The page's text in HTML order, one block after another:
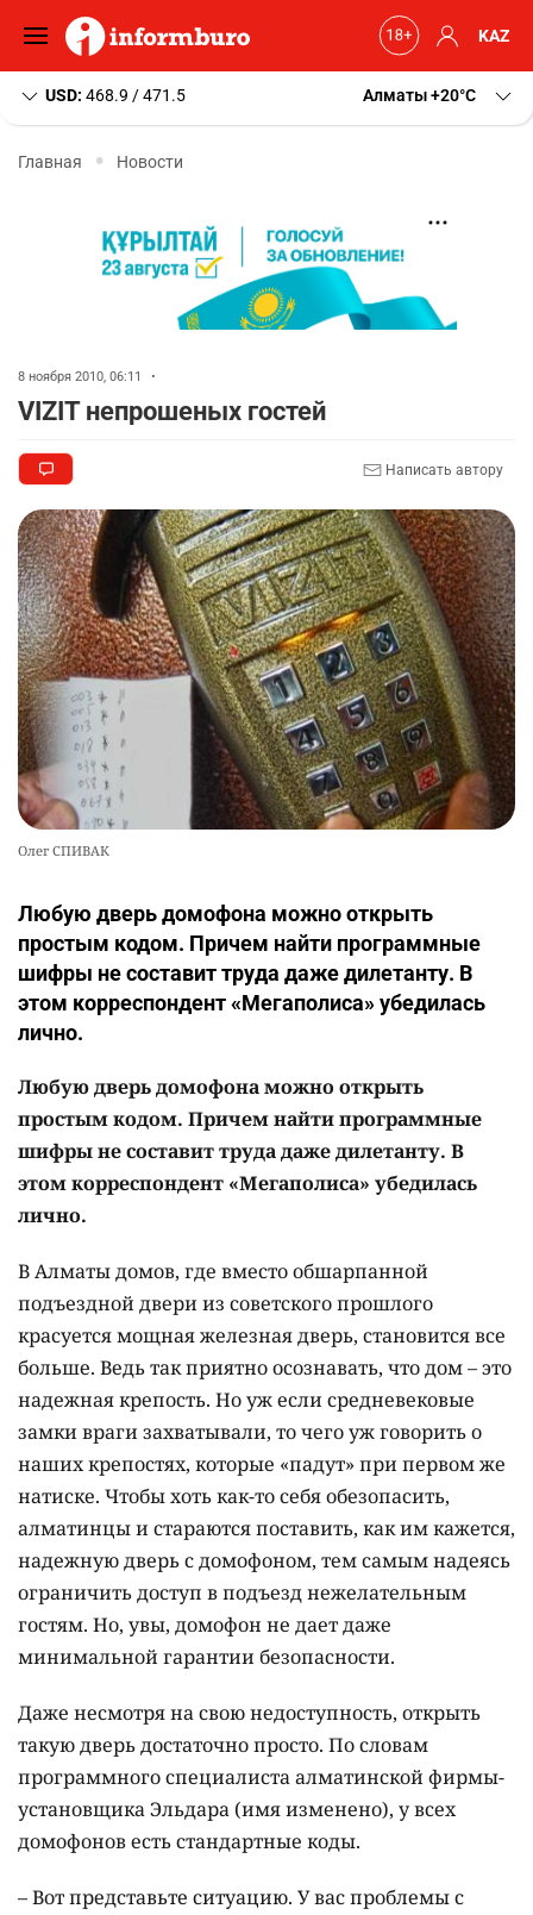
KAZ
USD: 468.9 / 471.5 Алматы+20 C
Главная Новости
8 ноября 2010, 06:11 •
VIZIT непрошеных гостей
Написать автору
Олег СПИВАК
Любую дверь домофона можно открыть
простым кодом. Причем найти программные
шифры не составит труда даже дилетанту. В
этом корреспондент «Мегаполиса» убедилась
лично.
Любую дверь домофона можно открыть
простым кодом. Причем найти программные
шифры не составит труда даже дилетанту. В
этом корреспондент «Мегаполиса» убедилась
лично.
В Алматы домов, где вместо обшарпанной
подъездной двери из советского прошлого
красуется мощная железная дверь, становится все
больше. Ведь так приятно осознавать, что дом – это
надежная крепость. Но уж если средневековые
замки враги захватывали, то чего уж говорить о
наших крепостях, которые «падут» при первом же
натиске. Чтобы хоть как-то себя обезопасить,
алматинцы и стараются поставить, как им кажется,
надежную дверь с домофоном, тем самым надеясь
ограничить доступ в подъезд нежелательным
гостям. Но, увы, домофон не дает даже
минимальной гарантии безопасности.
Даже несмотря на свою недоступность, открыть
такую дверь достаточно просто. По словам
программного специалиста алматинской фирмы-
установщика Эльдара (имя изменено), у всех
домофонов есть стандартные коды.
– Вот представьте ситуацию. У вас проблемы с